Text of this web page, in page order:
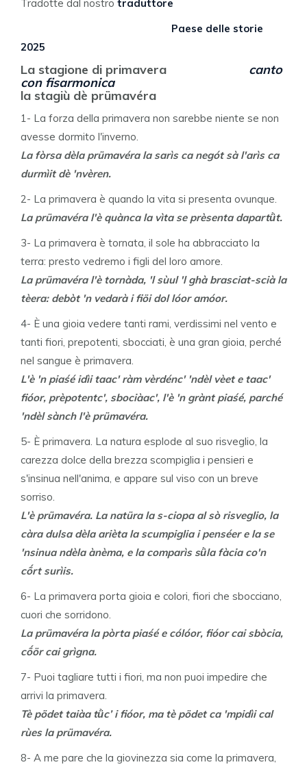
Tradotte dal nostro traduttore
Paese delle storie
2025
La stagione di primavera canto
con fisarmonica
la stagiù dè prümavéra
1- La forza della primavera non sarebbe niente se non
avesse dormito l'inverno.
La fòrsa dèla prümavéra la sarìs ca negót sà l'arìs ca
durmìit dè 'nvèren.
2- La primavera è quando la vita si presenta ovunque.
La prümavéra l'è quànca la vìta se prèsenta dapartǜt.
3- La primavera è tornata, il sole ha abbracciato la
terra: presto vedremo i figli del loro amore.
La prümavéra l'è tornàda, 'l sùul 'l ghà brasciat-scià la
tèera: debòt 'n vedarà i fiöi dol lóor amóor.
4- È una gioia vedere tanti rami, verdissimi nel vento e
tanti fiori, prepotenti, sbocciati, è una gran gioia, perché
nel sangue è primavera.
L'è 'n piaśé idìi taac' ràm vèrdénc' 'ndèl vèet e taac'
fióor, prèpotentc', sbociàac', l'è 'n grànt piaśé, parché
'ndèl sànch l'è prümavéra.
5- È primavera. La natura esplode al suo risveglio, la
carezza dolce della brezza scompiglia i pensieri e
s'insinua nell'anima, e appare sul viso con un breve
sorriso.
L'è prümavéra. La natüra la s-ciopa al sò risveglio, la
càra dulsa dèla arièta la scumpiglia i penséer e la se
'nsinua ndèla ànèma, e la comparìs sǜla fàcia co'n
cṍrt surìis.
6- La primavera porta gioia e colori, fiori che sbocciano,
cuori che sorridono.
La prümavéra la pòrta piaśé e cólóor, fióor cai sbòcia,
cṍör cai grìgna.
7- Puoi tagliare tutti i fiori, ma non puoi impedire che
arrivi la primavera.
Tè pödet taiàa tǜc’ i fióor, ma tè pödet ca 'mpidìi cal
rùes la prümavéra.
8- A me pare che la giovinezza sia come la primavera,